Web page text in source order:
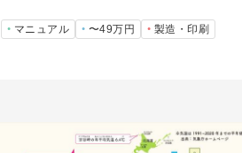
マニュアル 〜49万円 製造・印刷